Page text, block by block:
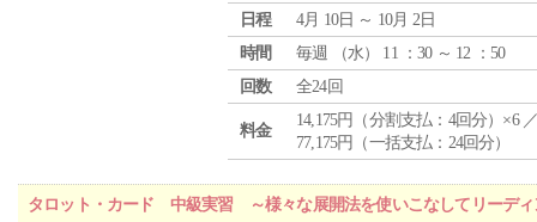
日程
4月 10日 ～ 10月 2日
時間
毎週 （水） 11 ：30 ～ 12 ：50
回数
全24回
料金
14,175円（分割支払：4回分）×6
77,175円（一括支払：24回分）
タロット・カード 中級実習 ～様々な展開法を使いこなしてリーディ